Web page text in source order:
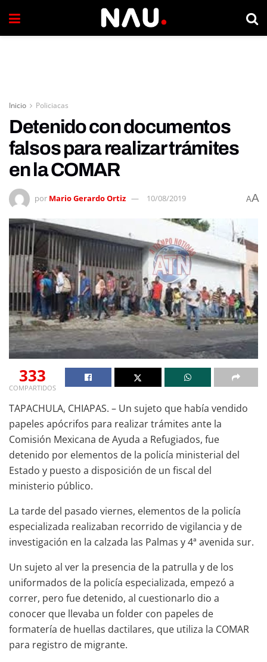
Inicio Policiacas
Detenido con documentos
falsos para realizar trámites
en la COMAR
por Mario Gerardo Ortiz 10/08/2019 AA
333
COMPARTIDOS
TAPACHULA, CHIAPAS. – Un sujeto que había vendido
papeles apócrifos para realizar trámites ante la
Comisión Mexicana de Ayuda a Refugiados, fue
detenido por elementos de la policía ministerial del
Estado y puesto a disposición de un fiscal del
ministerio público.
La tarde del pasado viernes, elementos de la policía
especializada realizaban recorrido de vigilancia y de
investigación en la calzada las Palmas y 4ª avenida sur.
Un sujeto al ver la presencia de la patrulla y de los
uniformados de la policía especializada, empezó a
correr, pero fue detenido, al cuestionarlo dio a
conocer que llevaba un folder con papeles de
formatería de huellas dactilares, que utiliza la COMAR
para registro de migrante.